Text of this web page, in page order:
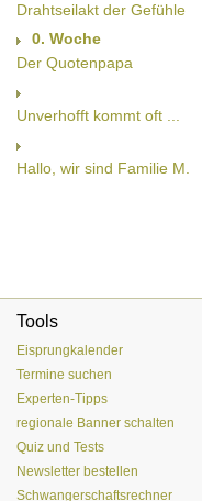
Drahtseilakt der Gefühle
0. Woche
Der Quotenpapa
Unverhofft kommt oft ...
Hallo, wir sind Familie M.
Tools
Eisprungkalender
Termine suchen
Experten-Tipps
regionale Banner schalten
Quiz und Tests
Newsletter bestellen
Schwangerschaftsrechner